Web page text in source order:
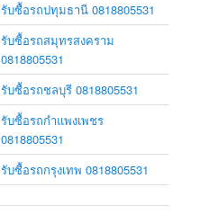
รับซื้อรถปทุมธานี 0818805531
รับซื้อรถสมุทรสงคราม
0818805531
รับซื้อรถชลบุรี 0818805531
รับซื้อรถกำแพงเพชร
0818805531
รับซื้อรถกรุงเทพ 0818805531